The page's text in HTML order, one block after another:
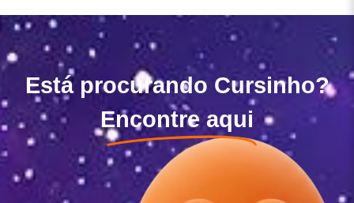
Está procurando Cursinho?
Encontre aqui